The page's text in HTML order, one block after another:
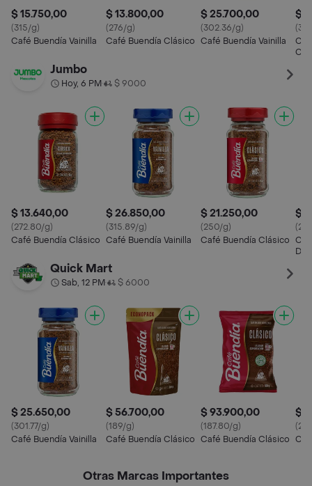
$ 15.750,00
(315/g)
Café Buendía Vainilla
$ 13.800,00
(276/g)
Café Buendía Clásico
$ 25.700,00
(302.36/g)
Café Buendía Vainilla
$
Jumbo
Hoy, 6 PM• $ 9000
$ 13.640,00
(272.80/g)
Café Buendía Clásico
$ 26.850,00
(315.89/g)
Café Buendía Vainilla
$ 21.250,00
(250/g)
Café Buendía Clásico
$
Quick Mart
Sab, 12 PM• $ 6000
$ 25.650,00
(301.77/g)
Café Buendía Vainilla
$ 56.700,00
(189/g)
Café Buendía Clásico
$ 93.900,00
(187.80/g)
Café Buendía Clásico
$
Otras Marcas Importantes